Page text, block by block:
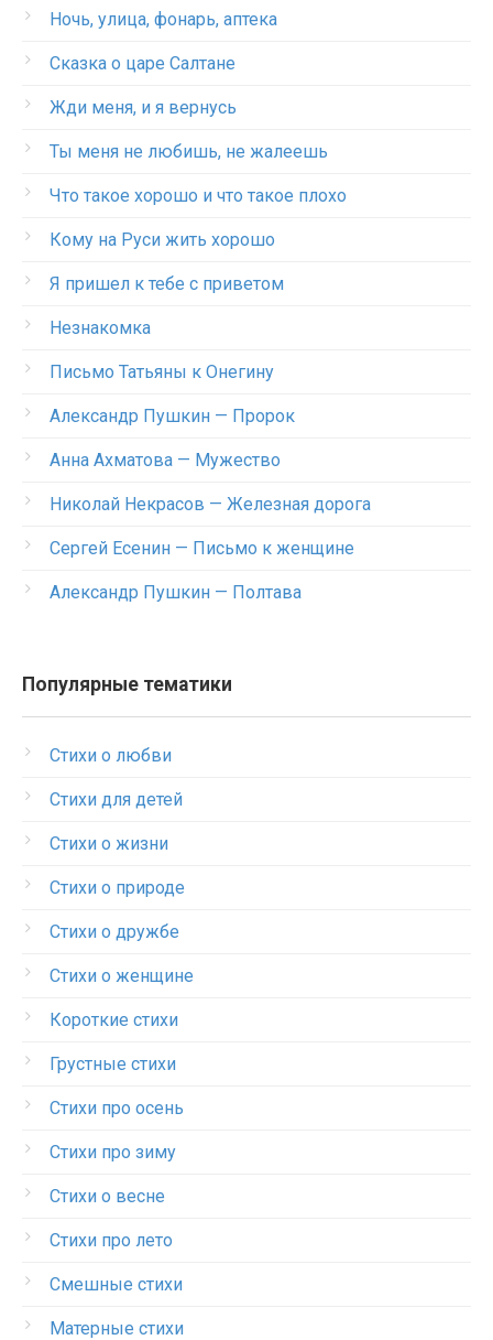
Ночь, улица, фонарь, аптека
Сказка о царе Салтане
Жди меня, и я вернусь
Ты меня не любишь, не жалеешь
Что такое хорошо и что такое плохо
Кому на Руси жить хорошо
Я пришел к тебе с приветом
Незнакомка
Письмо Татьяны к Онегину
Александр Пушкин — Пророк
Анна Ахматова — Мужество
Николай Некрасов — Железная дорога
Сергей Есенин — Письмо к женщине
Александр Пушкин — Полтава
Популярные тематики
Стихи о любви
Стихи для детей
Стихи о жизни
Стихи о природе
Стихи о дружбе
Стихи о женщине
Короткие стихи
Грустные стихи
Стихи про осень
Стихи про зиму
Стихи о весне
Стихи про лето
Смешные стихи
Матерные стихи